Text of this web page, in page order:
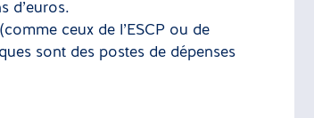
d’euros.
ceux de l’ESCP ou de
sont des postes de dépenses